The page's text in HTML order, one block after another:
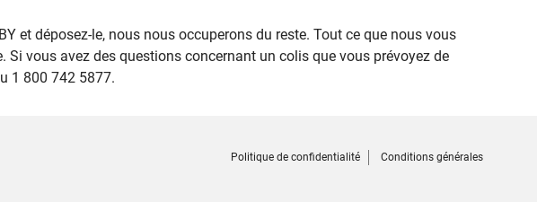
et déposez-le, nous nous occuperons du reste. Tout ce que nous vous
vous avez des questions concernant un colis que vous prévoyez de
1 800 742 5877.
Politique de confidentialité Conditions générales